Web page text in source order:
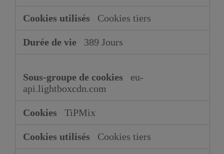
Cookies tiers
389 Jours
eu-
api.lightboxcdn.com
TiPMix
Cookies tiers